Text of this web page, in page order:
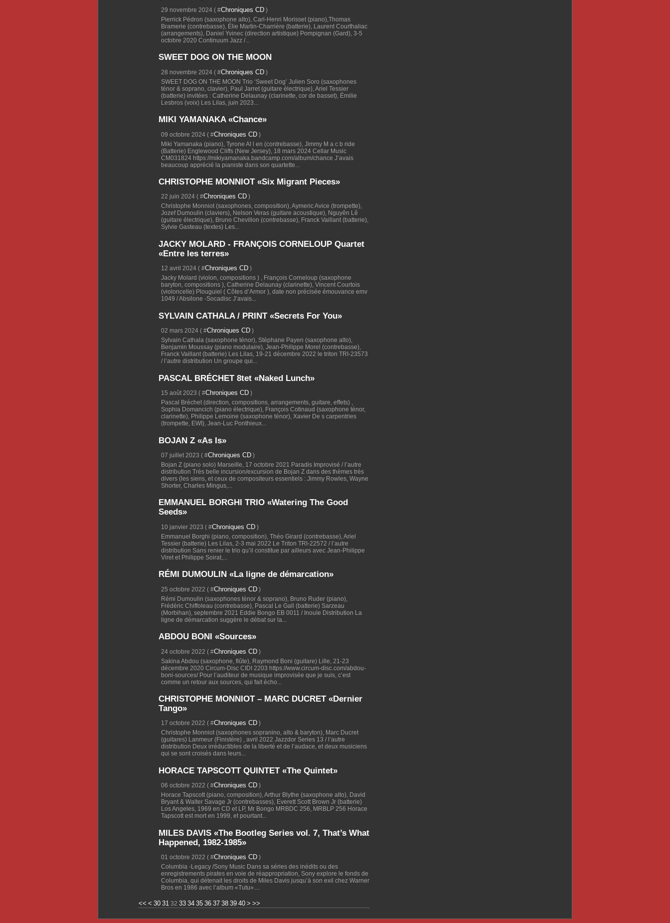
29 novembre 2024 ( #Chroniques CD )
Pierrick Pédron (saxophone alto), Carl-Henri Morisset (piano),Thomas
Bramerie (contrebasse), Élie Martin-Charrière (batterie), Laurent Courthaliac
(arrangements), Daniel Yvinec (direction artistique) Pompignan (Gard), 3-5
octobre 2020 Continuum Jazz /...
SWEET DOG ON THE MOON
28 novembre 2024 ( #Chroniques CD )
SWEET DOG ON THE MOON Trio ‘Sweet Dog’ Julien Soro (saxophones
ténor & soprano, clavier), Paul Jarret (guitare électrique), Ariel Tessier
(batterie) invitées : Catherine Delaunay (clarinette, cor de basset), Émilie
Lesbros (voix) Les Lilas, juin 2023...
MIKI YAMANAKA «Chance»
09 octobre 2024 ( #Chroniques CD )
Miki Yamanaka (piano), Tyrone Al l en (contrebasse), Jimmy M a c b ride
(Batterie) Englewood Cliffs (New Jersey), 18 mars 2024 Cellar Music
CM031824 https://mikiyamanaka.bandcamp.com/album/chance J’avais
beaucoup apprécié la pianiste dans son quartette...
CHRISTOPHE MONNIOT «Six Migrant Pieces»
22 juin 2024 ( #Chroniques CD )
Christophe Monniot (saxophones, composition), Aymeric Avice (trompette),
Jozef Dumoulin (claviers), Nelson Veras (guitare acoustique), Nguyên Lê
(guitare électrique), Bruno Chevillon (contrebasse), Franck Vaillant (batterie),
Sylvie Gasteau (textes) Les...
JACKY MOLARD - FRANÇOIS CORNELOUP Quartet
«Entre les terres»
12 avril 2024 ( #Chroniques CD )
Jacky Molard (violon, compositions ) , François Corneloup (saxophone
baryton, compositions ), Catherine Delaunay (clarinette), Vincent Courtois
(violoncelle) Plouguiel ( Côtes d’Armor ), date non précisée émouvance emv
1049 / Absilone -Socadisc J’avais...
SYLVAIN CATHALA / PRINT «Secrets For You»
02 mars 2024 ( #Chroniques CD )
Sylvain Cathala (saxophone ténor), Stéphane Payen (saxophone alto),
Benjamin Moussay (piano modulaire), Jean-Philippe Morel (contrebasse),
Franck Vaillant (batterie) Les Lilas, 19-21 décembre 2022 le triton TRI-23573
/ l’autre distribution Un groupe qui...
PASCAL BRÉCHET 8tet «Naked Lunch»
15 août 2023 ( #Chroniques CD )
Pascal Bréchet (direction, compositions, arrangements, guitare, effets) ,
Sophia Domancich (piano électrique), François Cotinaud (saxophone ténor,
clarinette), Philippe Lemoine (saxophone ténor), Xavier De s carpentries
(trompette, EWI), Jean-Luc Ponthieux...
BOJAN Z «As Is»
07 juillet 2023 ( #Chroniques CD )
Bojan Z (piano solo) Marseille, 17 octobre 2021 Paradis Improvisé / l’autre
distribution Très belle incursion/excursion de Bojan Z dans des thèmes très
divers (les siens, et ceux de compositeurs essentiels : Jimmy Rowles, Wayne
Shorter, Charles Mingus,...
EMMANUEL BORGHI TRIO «Watering The Good
Seeds»
10 janvier 2023 ( #Chroniques CD )
Emmanuel Borghi (piano, composition), Théo Girard (contrebasse), Ariel
Tessier (batterie) Les Lilas, 2-3 mai 2022 Le Triton TRI-22572 / l’autre
distribution Sans renier le trio qu’il constitue par ailleurs avec Jean-Philippe
Viret et Philippe Soirat,...
RÉMI DUMOULIN «La ligne de démarcation»
25 octobre 2022 ( #Chroniques CD )
Rémi Dumoulin (saxophones ténor & soprano), Bruno Ruder (piano),
Frédéric Chiffoleau (contrebasse), Pascal Le Gall (batterie) Sarzeau
(Morbihan), septembre 2021 Eddie Bongo EB 0011 / Inouïe Distribution La
ligne de démarcation suggère le débat sur la...
ABDOU BONI «Sources»
24 octobre 2022 ( #Chroniques CD )
Sakina Abdou (saxophone, flûte), Raymond Boni (guitare) Lille, 21-23
décembre 2020 Circum-Disc CIDI 2203 https://www.circum-disc.com/abdou-
boni-sources/ Pour l’auditeur de musique improvisée que je suis, c’est
comme un retour aux sources, qui fait écho...
CHRISTOPHE MONNIOT – MARC DUCRET «Dernier
Tango»
17 octobre 2022 ( #Chroniques CD )
Christophe Monniot (saxophones sopranino, alto & baryton), Marc Ducret
(guitares) Lanmeur (Finistère) , avril 2022 Jazzdor Series 13 / l’autre
distribution Deux irréductibles de la liberté et de l’audace, et deux musiciens
qui se sont croisés dans leurs...
HORACE TAPSCOTT QUINTET «The Quintet»
06 octobre 2022 ( #Chroniques CD )
Horace Tapscott (piano, composition), Arthur Blythe (saxophone alto), David
Bryant & Walter Savage Jr (contrebasses), Everett Scott Brown Jr (batterie)
Los Angeles, 1969 en CD et LP, Mr Bongo MRBDC 256, MRBLP 256 Horace
Tapscott est mort en 1999, et pourtant...
MILES DAVIS «The Bootleg Series vol. 7, That’s What
Happened, 1982-1985»
01 octobre 2022 ( #Chroniques CD )
Columbia -Legacy /Sony Music Dans sa séries des inédits ou des
enregistrements pirates en voie de réappropriation, Sony explore le fonds de
Columbia, qui détenait les droits de Miles Davis jusqu’à son exil chez Warner
Bros en 1986 avec l’album «Tutu»....
<< < 10
20
30 31 32 33 34 35 36 37 38 39 40 50
60
70
80
90
100
> >>